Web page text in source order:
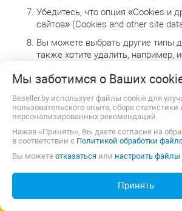
Убедитесь, что опция «Cookies и
сайтов» (Cookies and other site
Вы можете выбрать другие типы
также хотите удалить, например,
Выберите период, за который
данные, либо выберите «Весь
чтобы удалить все куки.
Нажмите кнопку «Очистить
Браузер начнет процесс удаления
данных в соответствии с вашими
После завершения процесса
Мы заботимся о Ваших
Beseller.by использует файлы cookie для
пользовательского опыта, сбора
персонализированных рекомендаций.
Нажав «Принять», Вы даете согласие на
в соответствии с Политикой обработки
Вы можете отказаться или настроить файлы
Принять
стоить сайт для